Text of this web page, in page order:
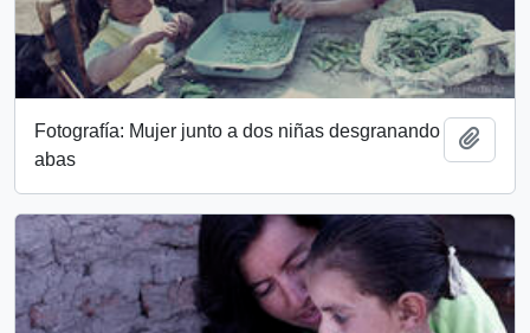
Fotografía: Mujer junto a dos niñas desgranando
abas